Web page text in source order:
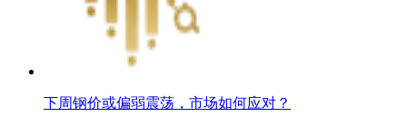
下周钢价或偏弱震荡，市场如何应对？